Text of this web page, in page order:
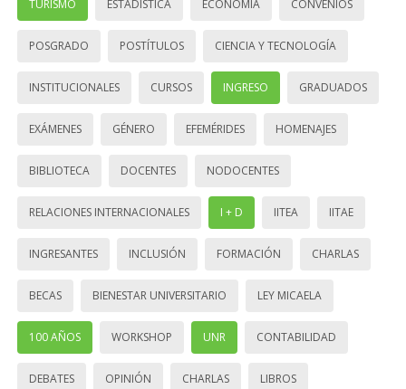
TURISMO ESTADÍSTICA ECONOMÍA CONVENIOS
POSGRADO POSTÍTULOS CIENCIA Y TECNOLOGÍA
INSTITUCIONALES CURSOS INGRESO GRADUADOS
EXÁMENES GÉNERO EFEMÉRIDES HOMENAJES
BIBLIOTECA DOCENTES NODOCENTES
RELACIONES INTERNACIONALES I + D IITEA IITAE
INGRESANTES INCLUSIÓN FORMACIÓN CHARLAS
BECAS BIENESTAR UNIVERSITARIO LEY MICAELA
100 AÑOS WORKSHOP UNR CONTABILIDAD
DEBATES OPINIÓN CHARLAS LIBROS